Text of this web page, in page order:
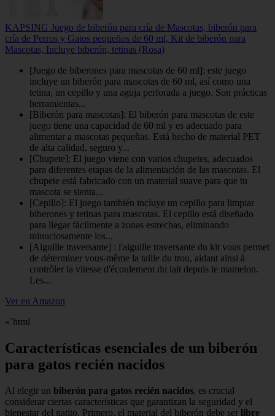
KAPSING Juego de biberón para cría de Mascotas, biberón para
cría de Perros y Gatos pequeños de 60 ml, Kit de biberón para
Mascotas, Incluye biberón, tetinas (Rosa)
[Juego de biberones para mascotas de 60 ml]: este juego
incluye un biberón para mascotas de 60 ml, así como una
tetina, un cepillo y una aguja perforada a juego. Son prácticas
herramientas...
[Biberón para mascotas]: El biberón para mascotas de este
juego tiene una capacidad de 60 ml y es adecuado para
alimentar a mascotas pequeñas. Está hecho de material PET
de alta calidad, seguro y...
[Chupete]: El juego viene con varios chupetes, adecuados
para diferentes etapas de la alimentación de las mascotas. El
chupete está fabricado con un material suave para que tu
mascota se sienta...
[Cepillo]: El juego también incluye un cepillo para limpiar
biberones y tetinas para mascotas. El cepillo está diseñado
para llegar fácilmente a zonas estrechas, eliminando
minuciosamente los...
[Aiguille traversante] : l'aiguille traversante du kit vous permet
de déterminer vous-même la taille du trou, aidant ainsi à
contrôler la vitesse d'écoulement du lait depuis le mamelon.
Les...
Ver en Amazon
«`html
Características esenciales de un biberón
para gatos recién nacidos
Al elegir un biberón para gatos recién nacidos, es crucial
considerar ciertas características que garantizan la seguridad y el
bienestar del gatito. Primero, el material del biberón debe ser libre